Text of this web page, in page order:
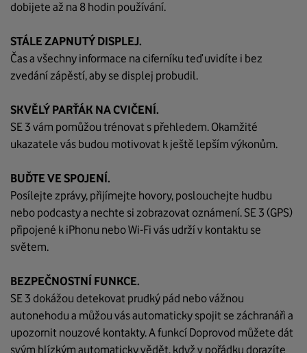
dobijete až na 8 hodin používání.
STÁLE ZAPNUTÝ DISPLEJ.
Čas a všechny informace na ciferníku teď uvidíte i bez
zvedání zápěstí, aby se displej probudil.
SKVĚLÝ PARŤÁK NA CVIČENÍ.
SE 3 vám pomůžou trénovat s přehledem. Okamžité
ukazatele vás budou motivovat k ještě lepším výkonům.
BUĎTE VE SPOJENÍ.
Posílejte zprávy, přijímejte hovory, poslouchejte hudbu
nebo podcasty a nechte si zobrazovat oznámení. SE 3 (GPS)
připojené k iPhonu nebo Wi‑Fi vás udrží v kontaktu se
světem.
BEZPEČNOSTNÍ FUNKCE.
SE 3 dokážou detekovat prudký pád nebo vážnou
autonehodu a můžou vás automaticky spojit se záchranáři a
upozornit nouzové kontakty. A funkcí Doprovod můžete dát
svým blízkým automaticky vědět, když v pořádku dorazíte